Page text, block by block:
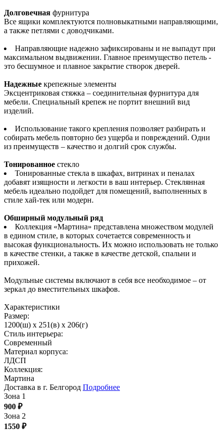
Долговечная фурнитура
Все ящики комплектуются полновыкатными направляющими,
а также петлями с доводчиками.
Направляющие надежно зафиксированы и не выпадут при
максимальном выдвижении. Главное преимущество петель -
это бесшумное и плавное закрытие створок дверей.
Надежные крепежные элементы
Эксцентриковая стяжка – соединительная фурнитура для
мебели. Специальный крепеж не портит внешний вид
изделий.
Использование такого крепления позволяет разбирать и
собирать мебель повторно без ущерба и повреждений. Одни
из преимуществ – качество и долгий срок службы.
Тонированное стекло
Тонированные стекла в шкафах, витринах и пеналах
добавят изящности и легкости в ваш интерьер. Стеклянная
мебель идеально подойдет для помещений, выполненных в
стиле хай-тек или модерн.
Обширный модульный ряд
Коллекция «Мартина» представлена множеством модулей
в едином стиле, в которых сочетается современность и
высокая функциональность. Их можно использовать не только
в качестве стенки, а также в качестве детской, спальни и
прихожей.
Модульные системы включают в себя все необходимое – от
зеркал до вместительных шкафов.
Характеристики
Размер:
1200(ш) x 251(в) x 206(г)
Стиль интерьера:
Современный
Материал корпуса:
ЛДСП
Коллекция:
Мартина
Доставка в г. Белгород Подробнее
Зона 1
900 ₽
Зона 2
1550 ₽